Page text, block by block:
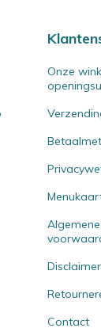
Onze
Algemene
Disclaimer
Contact